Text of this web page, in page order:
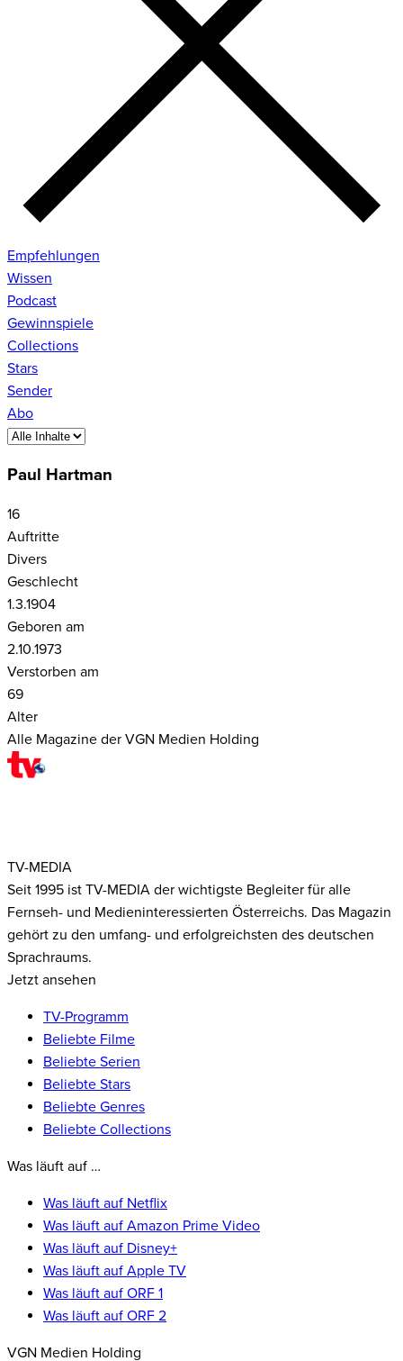
Empfehlungen
Wissen
Podcast
Gewinnspiele
Collections
Stars
Sender
Abo
Paul Hartman
16
Auftritte
Divers
Geschlecht
1.3.1904
Geboren am
2.10.1973
Verstorben am
69
Alter
Alle Magazine der VGN Medien Holding
TV-MEDIA
Seit 1995 ist TV-MEDIA der wichtigste Begleiter für alle
Fernseh- und Medieninteressierten Österreichs. Das Magazin
gehört zu den umfang- und erfolgreichsten des deutschen
Sprachraums.
Jetzt ansehen
TV-Programm
Beliebte Filme
Beliebte Serien
Beliebte Stars
Beliebte Genres
Beliebte Collections
Was läuft auf …
Was läuft auf Netflix
Was läuft auf Amazon Prime Video
Was läuft auf Disney+
Was läuft auf Apple TV
Was läuft auf ORF 1
Was läuft auf ORF 2
VGN Medien Holding